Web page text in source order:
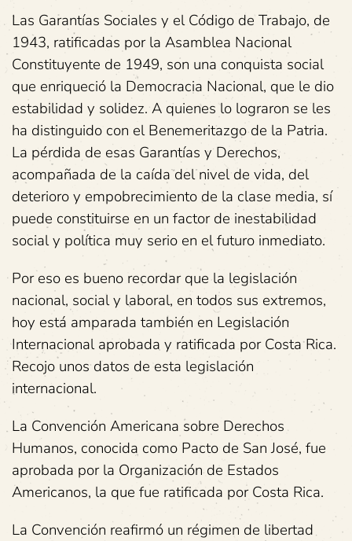
Las Garantías Sociales y el Código de Trabajo, de
1943, ratificadas por la Asamblea Nacional
Constituyente de 1949, son una conquista social
que enriqueció la Democracia Nacional, que le dio
estabilidad y solidez. A quienes lo lograron se les
ha distinguido con el Benemeritazgo de la Patria.
La pérdida de esas Garantías y Derechos,
acompañada de la caída del nivel de vida, del
deterioro y empobrecimiento de la clase media, sí
puede constituirse en un factor de inestabilidad
social y política muy serio en el futuro inmediato.
Por eso es bueno recordar que la legislación
nacional, social y laboral, en todos sus extremos,
hoy está amparada también en Legislación
Internacional aprobada y ratificada por Costa Rica.
Recojo unos datos de esta legislación
internacional.
La Convención Americana sobre Derechos
Humanos, conocida como Pacto de San José, fue
aprobada por la Organización de Estados
Americanos, la que fue ratificada por Costa Rica.
La Convención reafirmó un régimen de libertad